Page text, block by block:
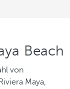
Beach
von
Maya,